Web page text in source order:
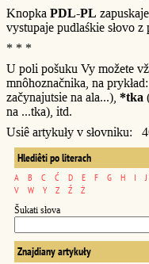
Knopka PDL-PL
vystupaje pudlaśkie słovo z
* * *
U poli pošuku Vy možete
mnôhoznačnika, na prykład:
začynajutsie na ala...), *tka
na ...tka), itd.
Usiê artykuły v słovniku:
Hlediêti po literach
A B C Ć D E F G H I J
V
W Y Z Ź Ż
Šukati słova
Znajdiany artykuły